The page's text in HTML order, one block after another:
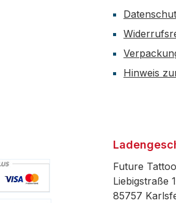
Hinweis
Future
Liebigstraße
85757